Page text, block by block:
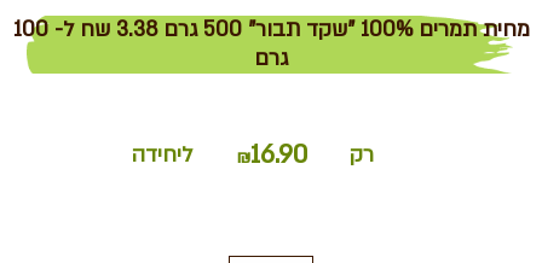
מחית תמרים 100% "שקד תבור" 500 גרם 3.38 שח ל- 100
גרם
רק ₪16.90 ליחידה